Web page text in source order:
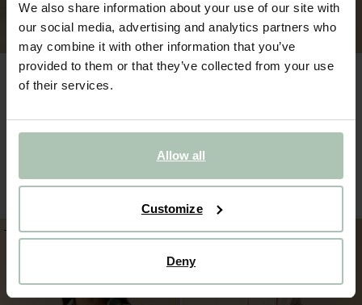
We also share information about your use of our site with
our social media, advertising and analytics partners who
may combine it with other information that you’ve
provided to them or that they’ve collected from your use
of their services.
Allow all
Customize
Deny
140.0070.00
Bruine double breasted blazer
149.9889.99
-20% -20%